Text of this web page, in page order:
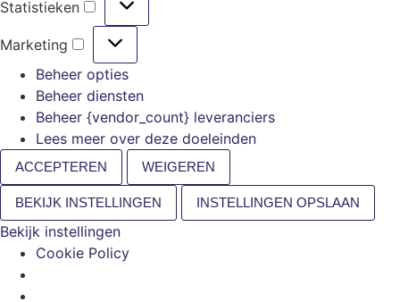
Statistieken
Marketing
Beheer opties
Beheer diensten
Beheer {vendor_count} leveranciers
Lees meer over deze doeleinden
ACCEPTEREN WEIGEREN
BEKIJK INSTELLINGEN INSTELLINGEN OPSLAAN
Bekijk instellingen
Cookie Policy